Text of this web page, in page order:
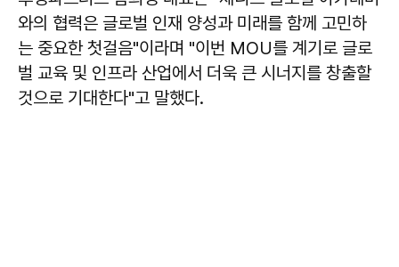
와의 협력은 글로벌 인재 양성과 미래를 함께 고민하
는 중요한 첫걸음"이라며 "이번 MOU를 계기로 글로
벌 교육 및 인프라 산업에서 더욱 큰 시너지를 창출할
것으로 기대한다"고 말했다.